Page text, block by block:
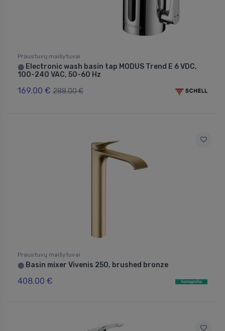
Praustuvų maišytuvai
⬤ Electronic wash basin tap MODUS Trend E 6 VDC,
100-240 VAC, 50-60 Hz
169.00 € 288.00 €
Praustuvų maišytuvai
⬤ Basin mixer Vivenis 250, brushed bronze
408.00 €